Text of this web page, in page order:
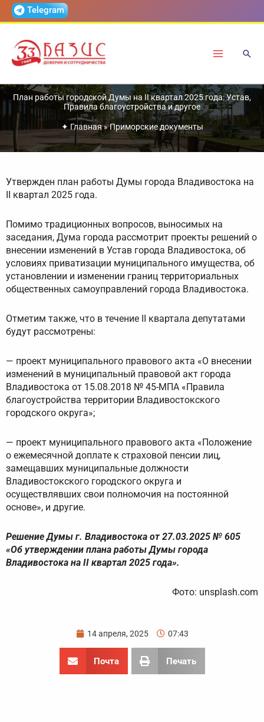
ПерейтиTelegram
План работы городской Думы на II квартал 2025 года: Устав,
Правила благоустройства и другое
✦ Главная»Приморские документы
Утвержден план работы Думы города Владивостока на
II квартал 2025 года.
Помимо традиционных вопросов, выносимых на
заседания, Дума города рассмотрит проекты решений о
внесении изменений в Устав города Владивостока, об
условиях приватизации муниципального имущества, об
установлении и изменении границ территориальных
общественных самоуправлений города Владивостока.
Отметим также, что в течение II квартала депутатами
будут рассмотрены:
— проект муниципального правового акта «О внесении
изменений в муниципальный правовой акт города
Владивостока от 15.08.2018 № 45-МПА «Правила
благоустройства территории Владивостокского
городского округа»;
— проект муниципального правового акта «Положение
о ежемесячной доплате к страховой пенсии лиц,
замещавших муниципальные должности
Владивостокского городского округа и
осуществлявших свои полномочия на постоянной
основе», и другие.
Решение Думы г. Владивостока от 27.03.2025 № 605
«Об утверждении плана работы Думы города
Владивостока на II квартал 2025 года».
Фото: unsplash.com
14 апреля, 2025 07:43
Почта Печать